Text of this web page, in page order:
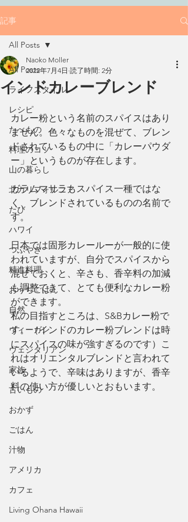
記事
All Posts
ライフスタイル
レシピ
たべもの
料理のコツ
山の暮らし
北カリフォルニア
たび
ハワイ
つぶやき
精進料理
おうちごはん
自然
ヴィーガン
ヴェジタリアン
家族
古いもの
おかず
ごはん
汁物
アメリカ
カフェ
Living Ohana Hawaii
All Posts
インドカレーブレンド
Naoko Moller
2022年7月4日 読了時間: 2分
カレー粉という名前のスパイスはあり
ません。色々なものを混ぜて、ブレン
ドされているもの中に「カレーパウダ
ー」というものが存在します。
ガラムマサラもスパイス一種ではな
く、ブレンドされているものの名前で
す。
日本では固形カレールーが一般的に使
われていますが、自分でスパイスから
混ぜておくと、辛さも、香辛料の加減
も調整できて、とても便利なカレー粉
ができます。
私の目指すところは、S&Bカレー粉で
す。（インドのカレー粉ブレンドは時
にスパイスの味が強すぎるのです）こ
れはオリエンタルブレンドと言われて
いるようで、辛味はありますが、香辛
料の使い方が優しいとおもいます。